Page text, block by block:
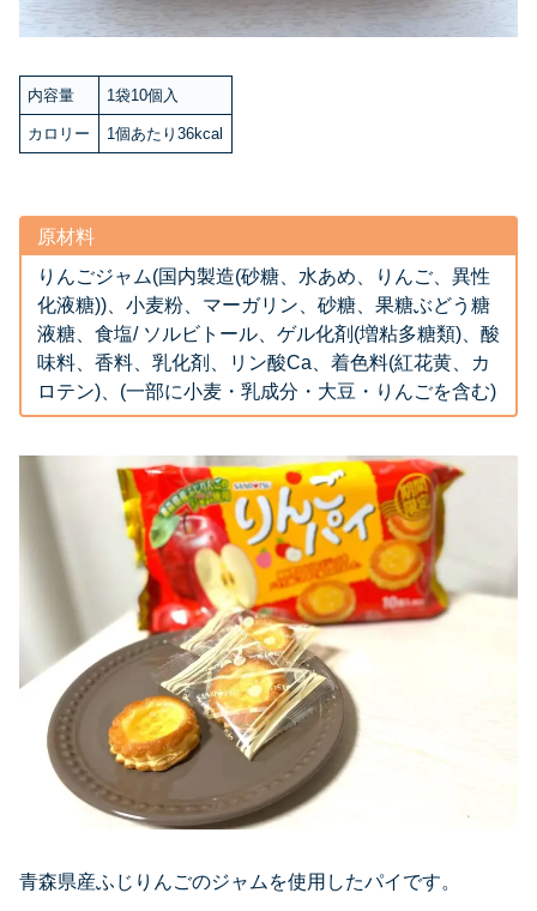
内容量 1袋10個入
カロリー 1個あたり36kcal
原材料
りんごジャム(国内製造(砂糖、水あめ、りんご、異性
化液糖))、小麦粉、マーガリン、砂糖、果糖ぶどう糖
液糖、食塩/ ソルビトール、ゲル化剤(増粘多糖類)、酸
味料、香料、乳化剤、リン酸Ca、着色料(紅花黄、カ
ロテン)、(一部に小麦・乳成分・大豆・りんごを含む)
青森県産ふじりんごのジャムを使用したパイです。